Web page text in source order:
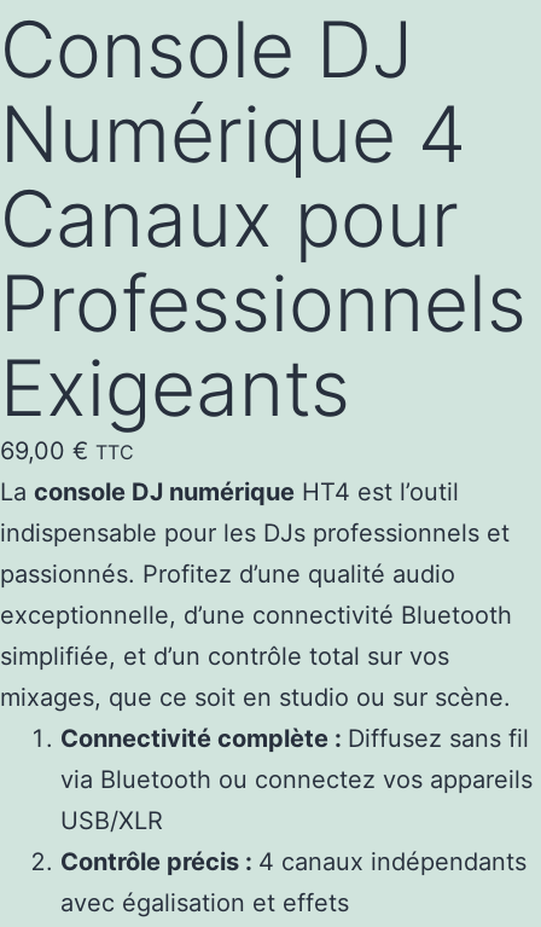
Console DJ
Numérique 4
Canaux pour
Professionnels
Exigeants
69,00 € TTC
La console DJ numérique HT4 est l’outil
indispensable pour les DJs professionnels et
passionnés. Profitez d’une qualité audio
exceptionnelle, d’une connectivité Bluetooth
simplifiée, et d’un contrôle total sur vos
mixages, que ce soit en studio ou sur scène.
Connectivité complète : Diffusez sans fil
via Bluetooth ou connectez vos appareils
USB/XLR
Contrôle précis : 4 canaux indépendants
avec égalisation et effets